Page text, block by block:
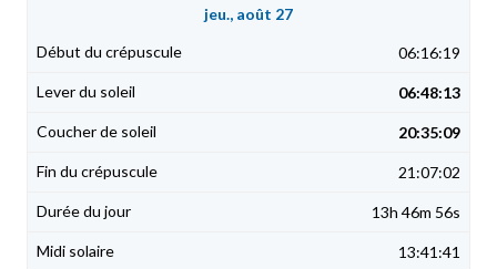
jeu., août 27
06:16:19
06:48:13
20:35:09
21:07:02
13h 46m 56s
13:41:41